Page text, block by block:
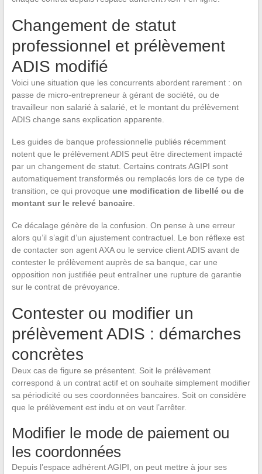
Changement de statut
professionnel et prélèvement
ADIS modifié
Voici une situation que les concurrents abordent rarement : on
passe de micro-entrepreneur à gérant de société, ou de
travailleur non salarié à salarié, et le montant du prélèvement
ADIS change sans explication apparente.
Les guides de banque professionnelle publiés récemment
notent que le prélèvement ADIS peut être directement impacté
par un changement de statut. Certains contrats AGIPI sont
automatiquement transformés ou remplacés lors de ce type de
transition, ce qui provoque une modification de libellé ou de
montant sur le relevé bancaire.
Ce décalage génère de la confusion. On pense à une erreur
alors qu’il s’agit d’un ajustement contractuel. Le bon réflexe est
de contacter son agent AXA ou le service client ADIS avant de
contester le prélèvement auprès de sa banque, car une
opposition non justifiée peut entraîner une rupture de garantie
sur le contrat de prévoyance.
Contester ou modifier un
prélèvement ADIS : démarches
concrètes
Deux cas de figure se présentent. Soit le prélèvement
correspond à un contrat actif et on souhaite simplement modifier
sa périodicité ou ses coordonnées bancaires. Soit on considère
que le prélèvement est indu et on veut l’arrêter.
Modifier le mode de paiement ou
les coordonnées
Depuis l’espace adhérent AGIPI, on peut mettre à jour ses